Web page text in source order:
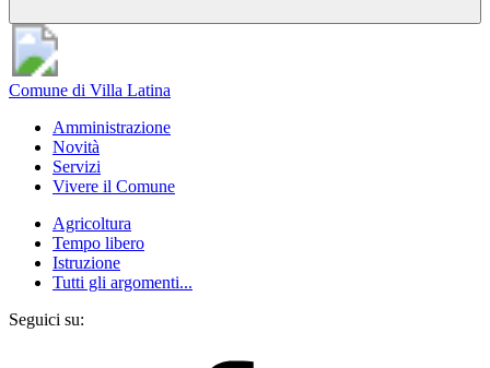
Comune di Villa Latina
Amministrazione
Novità
Servizi
Vivere il Comune
Agricoltura
Tempo libero
Istruzione
Tutti gli argomenti...
Seguici su: